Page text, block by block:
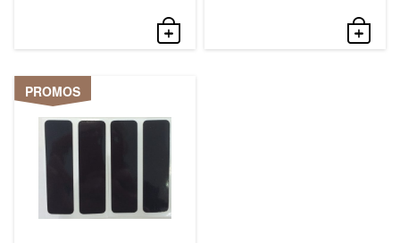
était : est :
PROMOS